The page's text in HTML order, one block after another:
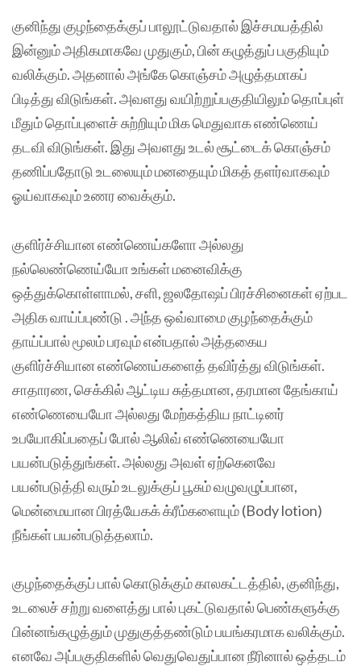
குனிந்து குழந்தைக்குப் பாலூட்டுவதால் இச்சமயத்தில்
இன்னும் அதிகமாகவே முதுகும், பின் கழுத்துப் பகுதியும்
வலிக்கும். அதனால் அங்கே கொஞ்சம் அழுத்தமாகப்
பிடித்து விடுங்கள். அவளது வயிற்றுப்பகுதியிலும் தொப்புள்
மீதும் தொப்புளைச் சுற்றியும் மிக மெதுவாக எண்ணெய்
தடவி விடுங்கள். இது அவளது உடல் சூட்டைக் கொஞ்சம்
தணிப்பதோடு உடலையும் மனதையும் மிகத் தளர்வாகவும்
ஓய்வாகவும் உணர வைக்கும்.
குளிர்ச்சியான எண்ணெய்களோ அல்லது
நல்லெண்ணெய்யோ உங்கள் மனைவிக்கு
ஒத்துக்கொள்ளாமல், சளி, ஜலதோஷப் பிரச்சினைகள் ஏற்பட
அதிக வாய்ப்புண்டு . அந்த ஒவ்வாமை குழந்தைக்கும்
தாய்ப்பால் மூலம் பரவும் என்பதால் அத்தகைய
குளிர்ச்சியான எண்ணெய்களைத் தவிர்த்து விடுங்கள்.
சாதாரண, செக்கில் ஆட்டிய சுத்தமான, தரமான தேங்காய்
எண்ணெயையோ அல்லது மேற்கத்திய நாட்டினர்
உபயோகிப்பதைப் போல் ஆலிவ் எண்ணெயையோ
பயன்படுத்துங்கள். அல்லது அவள் ஏற்கெனவே
பயன்படுத்தி வரும் உடலுக்குப் பூசும் வழுவழுப்பான,
மென்மையான பிரத்யேகக் க்ரீம்களையும் (Body lotion)
நீங்கள் பயன்படுத்தலாம்.
குழந்தைக்குப் பால் கொடுக்கும் காலகட்டத்தில், குனிந்து,
உடலைச் சற்று வளைத்து பால் புகட்டுவதால் பெண்களுக்கு
பின்னங்கழுத்தும் முதுகுத்தண்டும் பயங்கரமாக வலிக்கும்.
எனவே அப்பகுதிகளில் வெதுவெதுப்பான நீரினால் ஒத்தடம்